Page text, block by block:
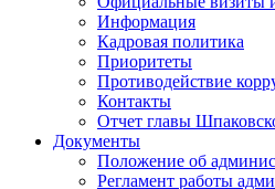
Информация
Кадровая политика
Приоритеты
Противодействие
Контакты
Отчет главы
Документы
Положение об
Регламент работы